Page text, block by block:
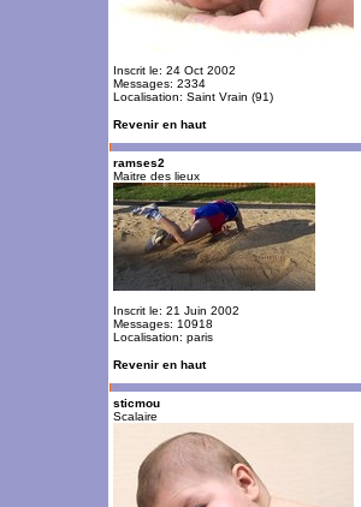
Inscrit le: 24 Oct 2002
Messages: 2334
Localisation: Saint Vrain (91)
Revenir en haut
ramses2
Maitre des lieux
Inscrit le: 21 Juin 2002
Messages: 10918
Localisation: paris
Revenir en haut
sticmou
Scalaire